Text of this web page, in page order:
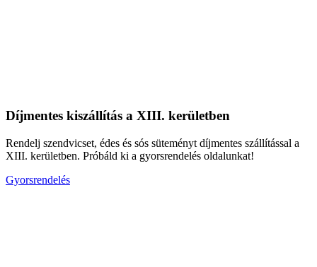
Díjmentes kiszállítás a XIII. kerületben
Rendelj szendvicset, édes és sós süteményt díjmentes szállítással a
XIII. kerületben. Próbáld ki a gyorsrendelés oldalunkat!
Gyorsrendelés